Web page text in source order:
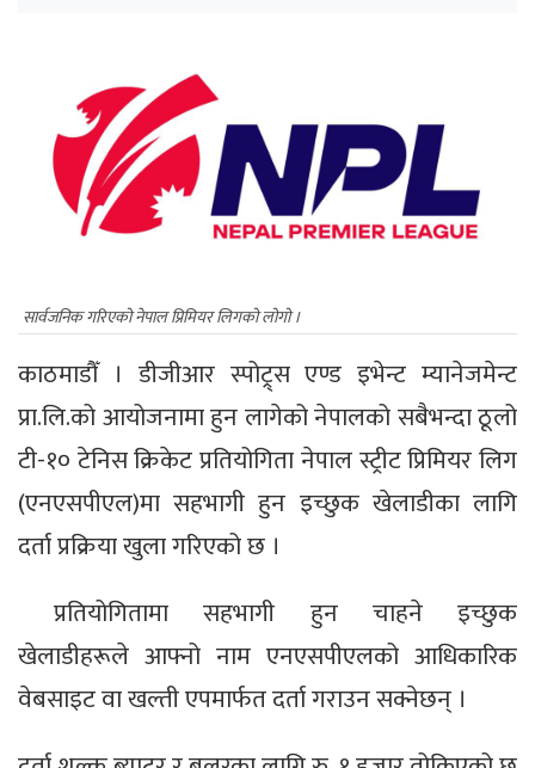
सार्वजनिक गरिएको नेपाल प्रिमियर लिगको लोगो ।
काठमाडौँ । डीजीआर स्पोट्र्स एण्ड इभेन्ट म्यानेजमेन्ट
प्रा.लि.को आयोजनामा हुन लागेको नेपालको सबैभन्दा ठूलो
टी-१० टेनिस क्रिकेट प्रतियोगिता नेपाल स्ट्रीट प्रिमियर लिग
(एनएसपीएल)मा सहभागी हुन इच्छुक खेलाडीका लागि
दर्ता प्रक्रिया खुला गरिएको छ ।
प्रतियोगितामा सहभागी हुन चाहने इच्छुक
खेलाडीहरूले आफ्नो नाम एनएसपीएलको आधिकारिक
वेबसाइट वा खल्ती एपमार्फत दर्ता गराउन सक्नेछन् ।